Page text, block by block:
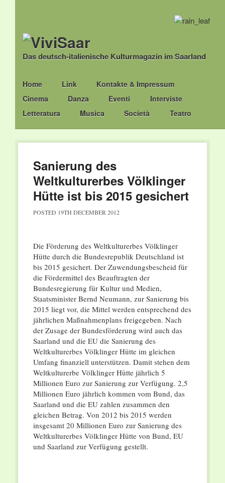
Das deutsch-italienische Kulturmagazin im Saarland
Main menu
Skip
to
content
Home Link
Kontakte & Impressum
Cinema
Danza Eventi
Interviste
Letteratura
Musica Società Teatro
Sanierung des
Weltkulturerbes Völklinger
Hütte ist bis 2015 gesichert
POSTED 19TH DECEMBER 2012
Die Förderung des Weltkulturerbes Völklinger
Hütte durch die Bundesrepublik Deutschland ist
bis 2015 gesichert. Der Zuwendungsbescheid für
die Fördermittel des Beauftragten der
Bundesregierung für Kultur und Medien,
Staatsminister Bernd Neumann, zur Sanierung bis
2015 liegt vor, die Mittel werden entsprechend des
jährlichen Maßnahmenplans freigegeben. Nach
der Zusage der Bundesförderung wird auch das
Saarland und die EU die Sanierung des
Weltkulturerbes Völklinger Hütte im gleichen
Umfang finanziell unterstützen. Damit stehen dem
Weltkulturerbe Völklinger Hütte jährlich 5
Millionen Euro zur Sanierung zur Verfügung. 2,5
Millionen Euro jährlich kommen vom Bund, das
Saarland und die EU zahlen zusammen den
gleichen Betrag. Von 2012 bis 2015 werden
insgesamt 20 Millionen Euro zur Sanierung des
Weltkulturerbes Völklinger Hütte von Bund, EU
und Saarland zur Verfügung gestellt.